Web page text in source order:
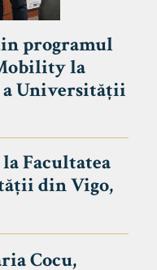
programul
la
a Universității
Facultatea
din Vigo,
Cocu,